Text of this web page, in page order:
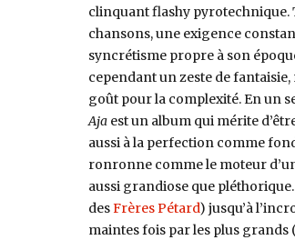
clinquant flashy pyrotechnique.
chansons, une exigence
syncrétisme propre à son
cependant un zeste de
goût pour la complexité. En un
Aja est un album qui mérite
aussi à la perfection comme
ronronne comme le moteur
aussi grandiose que
desFrères Pétard) jusqu’à
maintes fois par les plus grands (